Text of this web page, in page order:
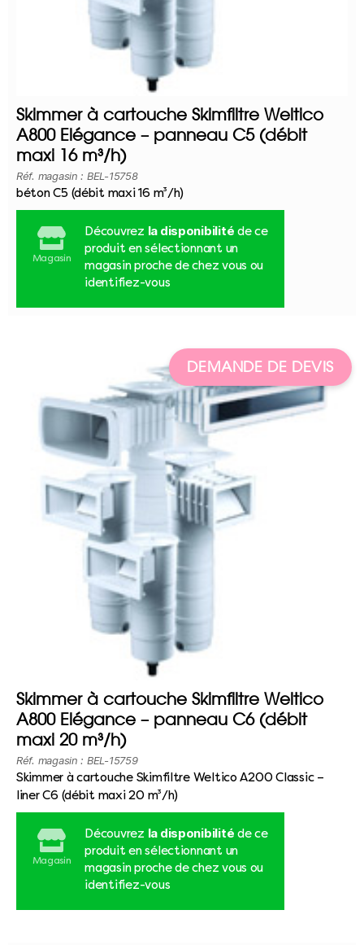
Skimmer à cartouche Skimfiltre Weltico
A800 Elégance – panneau C5 (débit
maxi 16 m³/h)
Réf. magasin : BEL-15758
béton C5 (débit maxi 16 m³/h)
Magasin
Découvrez la disponibilité de ce
produit en sélectionnant un
magasin proche de chez vous ou
identifiez-vous
Skimmer à cartouche Skimfiltre Weltico
A800 Elégance – panneau C6 (débit
maxi 20 m³/h)
DEMANDE DE DEVIS
Réf. magasin : BEL-15759
Skimmer à cartouche Skimfiltre Weltico A200 Classic –
liner C6 (débit maxi 20 m³/h)
Magasin
Découvrez la disponibilité de ce
produit en sélectionnant un
magasin proche de chez vous ou
identifiez-vous